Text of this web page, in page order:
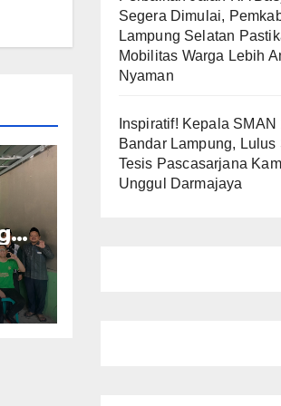
Segera Dimulai,
Lampung Selatan
Mobilitas Warga Lebih
Nyaman
Inspiratif! Kepala SMAN
Bandar Lampung, Lulus
Tesis Pascasarjana
Unggul Darmajaya